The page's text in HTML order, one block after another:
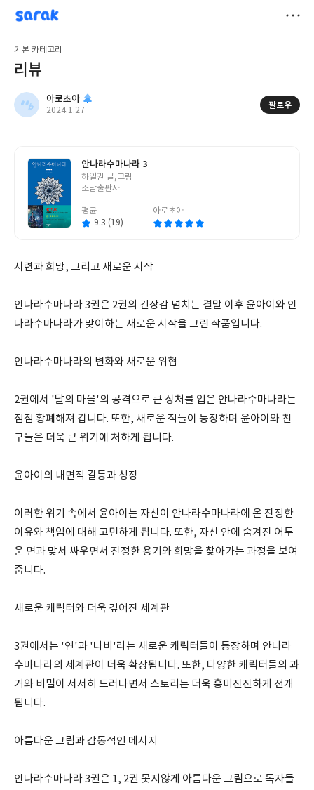
sarak
아로초아
기본 카테고리
리뷰
아로초아
작
2024.1.27
팔로우
안나라수마나라 3
글
쓴
하일권 글,그림
소담출판사
평균
9.3 (19)
아로초아
시련과 희망, 그리고 새로운 시작
안나라수마나라 3권은 2권의 긴장감 넘치는 결말 이후 윤아이와 안
나라수마나라가 맞이하는 새로운 시작을 그린 작품입니다.
안나라수마나라의 변화와 새로운 위협
2권에서 '달의 마을'의 공격으로 큰 상처를 입은 안나라수마나라는
점점 황폐해져 갑니다. 또한, 새로운 적들이 등장하며 윤아이와 친
구들은 더욱 큰 위기에 처하게 됩니다.
윤아이의 내면적 갈등과 성장
이러한 위기 속에서 윤아이는 자신이 안나라수마나라에 온 진정한
이유와 책임에 대해 고민하게 됩니다. 또한, 자신 안에 숨겨진 어두
운 면과 맞서 싸우면서 진정한 용기와 희망을 찾아가는 과정을 보여
줍니다.
새로운 캐릭터와 더욱 깊어진 세계관
3권에서는 '연'과 '나비'라는 새로운 캐릭터들이 등장하며 안나라
수마나라의 세계관이 더욱 확장됩니다. 또한, 다양한 캐릭터들의 과
거와 비밀이 서서히 드러나면서 스토리는 더욱 흥미진진하게 전개
됩니다.
아름다운 그림과 감동적인 메시지
안나라수마나라 3권은 1, 2권 못지않게 아름다운 그림으로 독자들